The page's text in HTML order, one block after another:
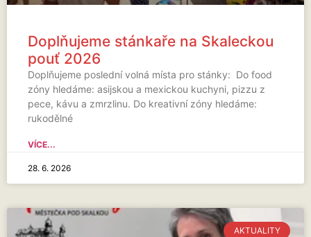
Doplňujeme stánkaře na Skaleckou
pouť 2026
Doplňujeme poslední volná místa pro stánky: Do food
zóny hledáme: asijskou a mexickou kuchyni, pizzu z
pece, kávu a zmrzlinu. Do kreativní zóny hledáme:
rukodělné
VÍCE...
28. 6. 2026
AKTUALITY